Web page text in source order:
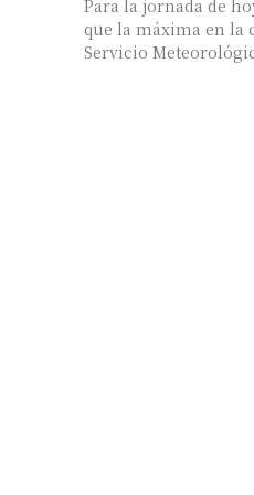
Para la jornada de
que la máxima en la
Servicio